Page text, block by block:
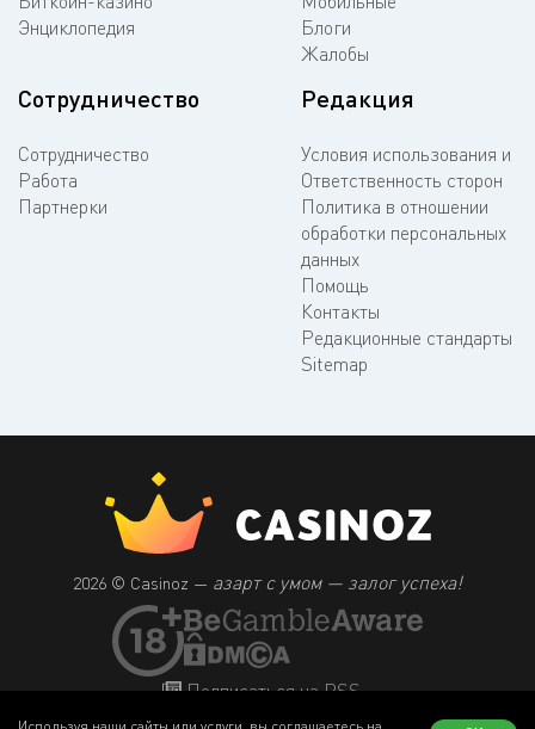
Энциклопедия
Блоги
Жалобы
Сотрудничество
Сотрудничество
Работа
Партнерки
Редакция
Условия использования и
Ответственность сторон
Политика в отношении
обработки персональных
данных
Помощь
Контакты
Редакционные стандарты
Sitemap
2026 © Casinoz — азарт с умом — залог успеха!
Подписаться на RSS